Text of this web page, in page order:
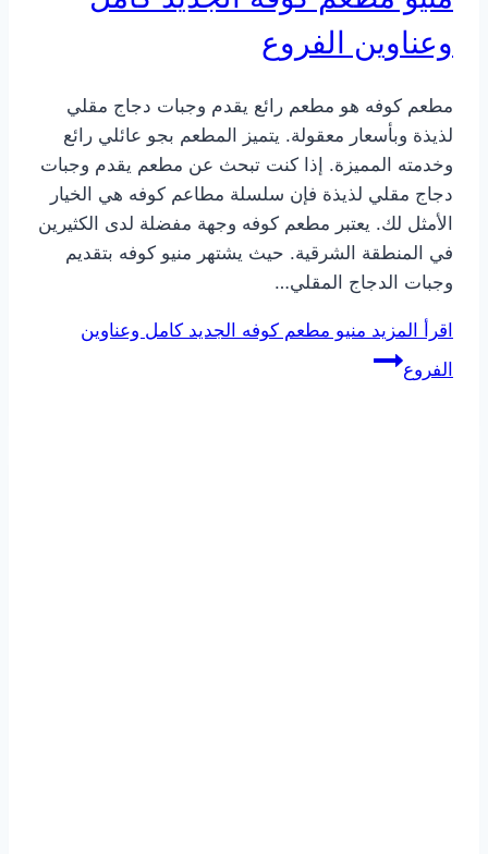
وعناوين الفروع
مطعم كوفه هو مطعم رائع يقدم وجبات دجاج مقلي
لذيذة وبأسعار معقولة. يتميز المطعم بجو عائلي رائع
وخدمته المميزة. إذا كنت تبحث عن مطعم يقدم وجبات
دجاج مقلي لذيذة فإن سلسلة مطاعم كوفه هي الخيار
الأمثل لك. يعتبر مطعم كوفه وجهة مفضلة لدى الكثيرين
في المنطقة الشرقية. حيث يشتهر منيو كوفه بتقديم
وجبات الدجاج المقلي…
اقرأ المزيد منيو مطعم كوفه الجديد كامل وعناوين
الفروع